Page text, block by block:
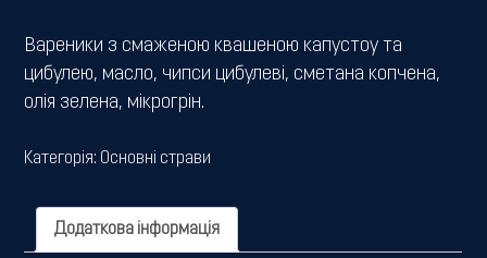
Вареники з смаженою квашеною капустоу та
цибулею, масло, чипси цибулеві, сметана копчена,
олія зелена, мікрогрін.
Категорія: Основні страви
Додаткова інформація